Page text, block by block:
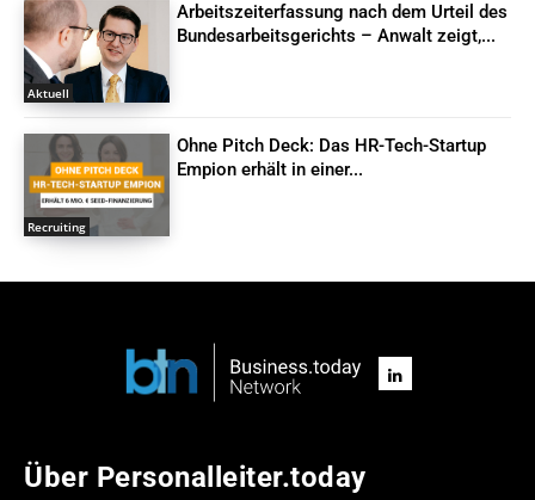
Aktuell
Arbeitszeiterfassung nach dem Urteil des
Bundesarbeitsgerichts – Anwalt zeigt,...
Recruiting
Ohne Pitch Deck: Das HR-Tech-Startup
Empion erhält in einer...
Über Personalleiter.today